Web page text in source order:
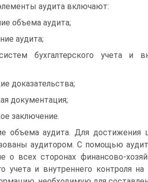
аудита включают:
объема аудита;
аудита;
бухгалтерского учета и
доказательства;
документация;
заключение.
объема аудита. Для достижения
аудитором. С помощью
о всех сторонах финансово-
учета и внутреннего контроля